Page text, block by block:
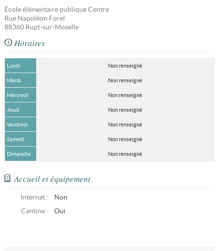
École élémentaire publique Centre
Rue Napoléon Forel
88360 Rupt-sur-Moselle
Horaires
Lundi Non renseigné
Mardi Non renseigné
Mercredi Non renseigné
Jeudi Non renseigné
Vendredi Non renseigné
Samedi Non renseigné
Dimanche Non renseigné
Accueil et équipement
Internat :
Non
Cantine :
Oui